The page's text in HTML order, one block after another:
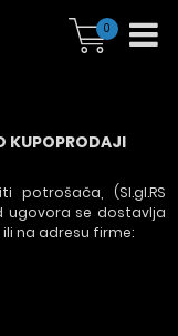
0
KUPOPRODAJI
potrošača, (Sl.gl.RS
ugovora se dostavlja
na adresu firme: